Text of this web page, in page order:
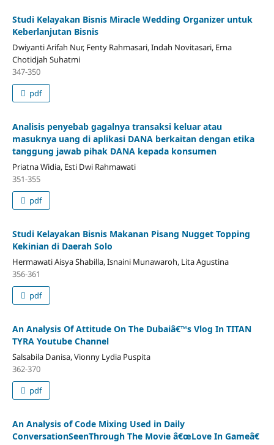
Studi Kelayakan Bisnis Miracle Wedding Organizer untuk
Keberlanjutan Bisnis
Dwiyanti Arifah Nur, Fenty Rahmasari, Indah Novitasari, Erna
Chotidjah Suhatmi
347-350
pdf
Analisis penyebab gagalnya transaksi keluar atau
masuknya uang di aplikasi DANA berkaitan dengan etika
tanggung jawab pihak DANA kepada konsumen
Priatna Widia, Esti Dwi Rahmawati
351-355
pdf
Studi Kelayakan Bisnis Makanan Pisang Nugget Topping
Kekinian di Daerah Solo
Hermawati Aisya Shabilla, Isnaini Munawaroh, Lita Agustina
356-361
pdf
An Analysis Of Attitude On The Dubaiâ€™s Vlog In TITAN
TYRA Youtube Channel
Salsabila Danisa, Vionny Lydia Puspita
362-370
pdf
An Analysis of Code Mixing Used in Daily
ConversationSeenThrough The Movie â€œLove In Gameâ€